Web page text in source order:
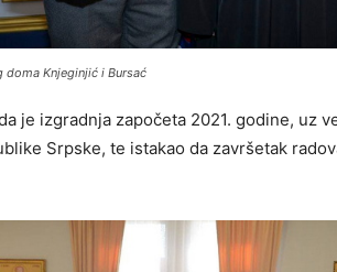
doma Knjeginjić i Bursać
je izgradnja započeta 2021. godine, uz
Srpske, te istakao da završetak